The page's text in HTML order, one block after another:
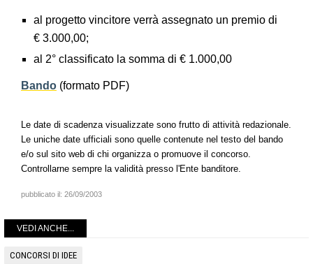
al progetto vincitore verrà assegnato un premio di
€ 3.000,00;
al 2° classificato la somma di € 1.000,00
Bando (formato PDF)
Le date di scadenza visualizzate sono frutto di attività redazionale.
Le uniche date ufficiali sono quelle contenute nel testo del bando
e/o sul sito web di chi organizza o promuove il concorso.
Controllarne sempre la validità presso l'Ente banditore.
pubblicato il: 26/09/2003
VEDI ANCHE...
CONCORSI DI IDEE